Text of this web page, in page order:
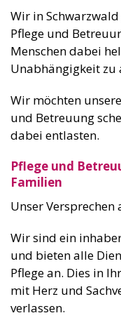
Wir in
Pflege und
Menschen dabei
Unabhängigkeit zu
Wir möchten
und Betreuung
dabei entlasten.
Pflege und
Familien
Unser Versprechen
Wir sind ein
und bieten alle
Pflege an. Dies in
mit Herz und
verlassen.